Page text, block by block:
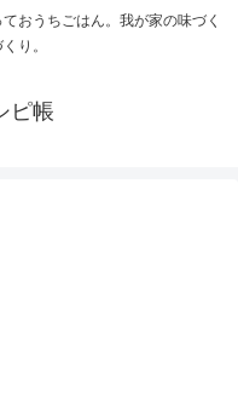
おうちごはん。我が家の味づく
り。
ピ帳